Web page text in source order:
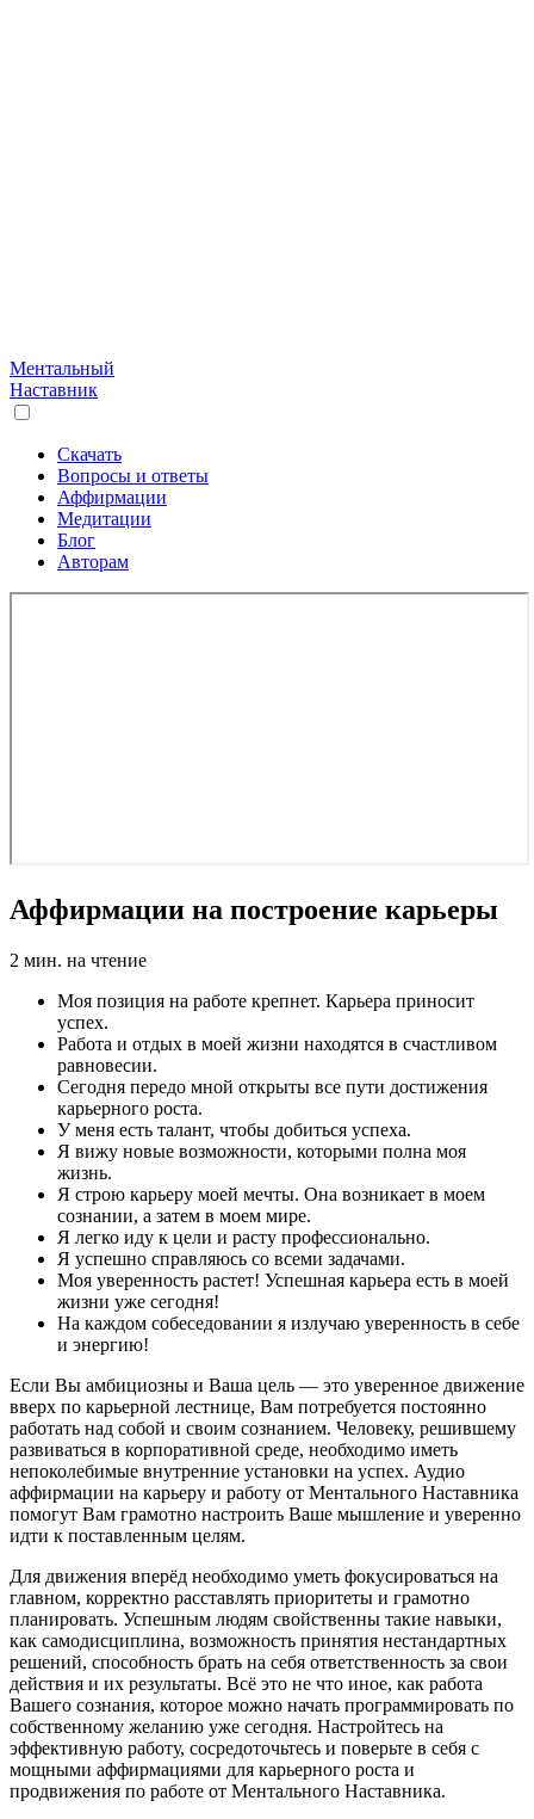
Ментальный
Наставник
Скачать
Вопросы и ответы
Аффирмации
Медитации
Блог
Авторам
Аффирмации на построение карьеры
2 мин. на чтение
Моя позиция на работе крепнет. Карьера приносит
успех.
Работа и отдых в моей жизни находятся в счастливом
равновесии.
Сегодня передо мной открыты все пути достижения
карьерного роста.
У меня есть талант, чтобы добиться успеха.
Я вижу новые возможности, которыми полна моя
жизнь.
Я строю карьеру моей мечты. Она возникает в моем
сознании, а затем в моем мире.
Я легко иду к цели и расту профессионально.
Я успешно справляюсь со всеми задачами.
Моя уверенность растет! Успешная карьера есть в моей
жизни уже сегодня!
На каждом собеседовании я излучаю уверенность в себе
и энергию!
Если Вы амбициозны и Ваша цель — это уверенное движение
вверх по карьерной лестнице, Вам потребуется постоянно
работать над собой и своим сознанием. Человеку, решившему
развиваться в корпоративной среде, необходимо иметь
непоколебимые внутренние установки на успех. Аудио
аффирмации на карьеру и работу от Ментального Наставника
помогут Вам грамотно настроить Ваше мышление и уверенно
идти к поставленным целям.
Для движения вперёд необходимо уметь фокусироваться на
главном, корректно расставлять приоритеты и грамотно
планировать. Успешным людям свойственны такие навыки,
как самодисциплина, возможность принятия нестандартных
решений, способность брать на себя ответственность за свои
действия и их результаты. Всё это не что иное, как работа
Вашего сознания, которое можно начать программировать по
собственному желанию уже сегодня. Настройтесь на
эффективную работу, сосредоточьтесь и поверьте в себя с
мощными аффирмациями для карьерного роста и
продвижения по работе от Ментального Наставника.